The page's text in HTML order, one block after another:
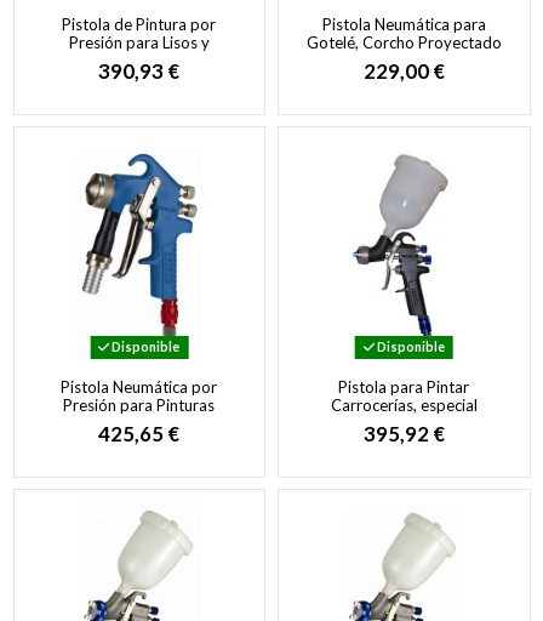
Pistola de Pintura por
Presión para Lisos y
Salpicados
390,93 €
Pistola Neumática para
Gotelé, Corcho Proyectado
y Materiales Espesos
229,00 €
Disponible
Pistola Neumática por
Presión para Pinturas
Densas y Gotelé
425,65 €
Disponible
Pistola para Pintar
Carrocerías, especial
Pinturas al Agua y Colores
Alto Riesgo
395,92 €